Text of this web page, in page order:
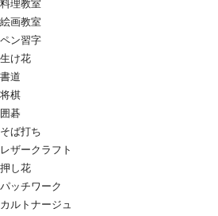
料理教室
絵画教室
ペン習字
生け花
書道
将棋
囲碁
そば打ち
レザークラフト
押し花
パッチワーク
カルトナージュ